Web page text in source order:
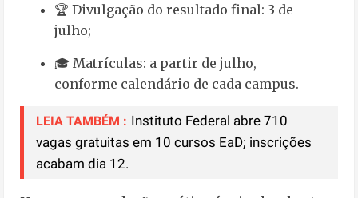
🏆 Divulgação do resultado final: 3 de
julho;
🎓 Matrículas: a partir de julho,
conforme calendário de cada campus.
LEIA TAMBÉM : Instituto Federal abre 710
vagas gratuitas em 10 cursos EaD; inscrições
acabam dia 12.